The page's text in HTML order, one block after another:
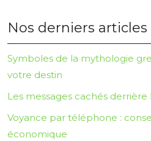
Nos derniers articles
Symboles de la mythologie
votre destin
Les messages cachés derrière
Voyance par téléphone :
économique